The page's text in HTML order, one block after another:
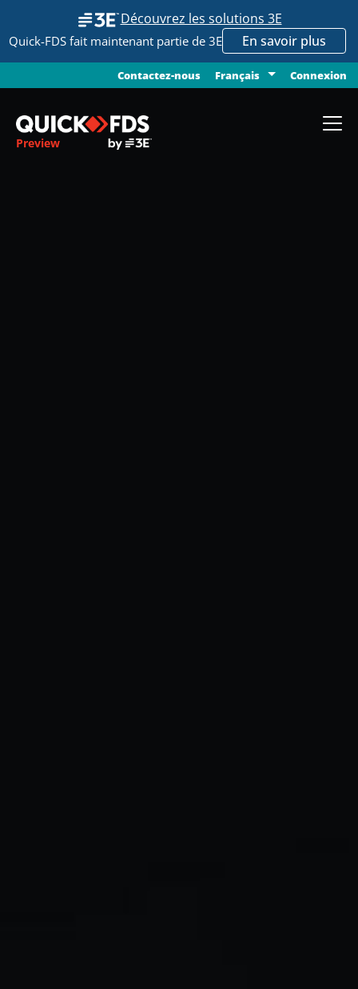
Découvrez les solutions 3E
Quick-FDS fait maintenant partie de 3E En savoir plus
Contactez-nous Français Connexion
Preview